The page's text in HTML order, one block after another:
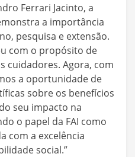
Ferrari Jacinto, a
a importância
pesquisa e extensão.
com o propósito de
cuidadores. Agora, com
a oportunidade de
sobre os benefícios
seu impacto na
o papel da FAI como
com a excelência
social.”